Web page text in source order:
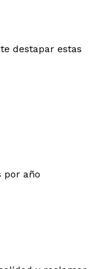
destapar estas
por año